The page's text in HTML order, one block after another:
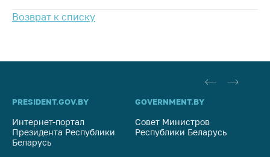
Возврат к списку
PRESIDENT.GOV.BY
Интернет-портал
Президента Республики
Беларусь
GOVERNMENT.BY
Совет Министров
Республики Беларусь